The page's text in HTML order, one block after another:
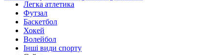
Легка атлетика
Футзал
Баскетбол
Хокей
Волейбол
Інші види спорту